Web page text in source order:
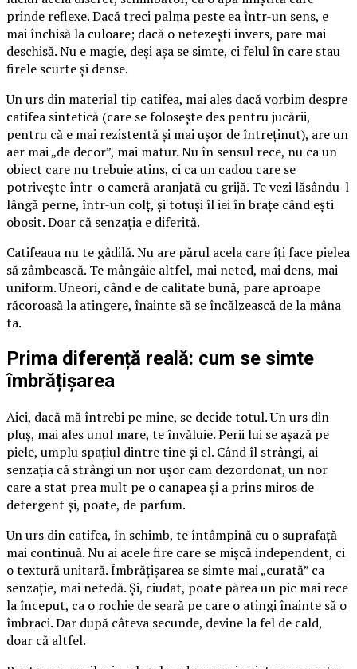
prinde reflexe. Dacă treci palma peste ea într-un sens, e
mai închisă la culoare; dacă o netezești invers, pare mai
deschisă. Nu e magie, deși așa se simte, ci felul în care stau
firele scurte și dense.
Un urs din material tip catifea, mai ales dacă vorbim despre
catifea sintetică (care se folosește des pentru jucării,
pentru că e mai rezistentă și mai ușor de întreținut), are un
aer mai „de decor”, mai matur. Nu în sensul rece, nu ca un
obiect care nu trebuie atins, ci ca un cadou care se
potrivește într-o cameră aranjată cu grijă. Te vezi lăsându-l
lângă perne, într-un colț, și totuși îl iei în brațe când ești
obosit. Doar că senzația e diferită.
Catifeaua nu te gâdilă. Nu are părul acela care îți face pielea
să zâmbească. Te mângâie altfel, mai neted, mai dens, mai
uniform. Uneori, când e de calitate bună, pare aproape
răcoroasă la atingere, înainte să se încălzească de la mâna
ta.
Prima diferență reală: cum se simte
îmbrățișarea
Aici, dacă mă întrebi pe mine, se decide totul. Un urs din
pluș, mai ales unul mare, te învăluie. Perii lui se așază pe
piele, umplu spațiul dintre tine și el. Când îl strângi, ai
senzația că strângi un nor ușor cam dezordonat, un nor
care a stat prea mult pe o canapea și a prins miros de
detergent și, poate, de parfum.
Un urs din catifea, în schimb, te întâmpină cu o suprafață
mai continuă. Nu ai acele fire care se mișcă independent, ci
o textură unitară. Îmbrățișarea se simte mai „curată” ca
senzație, mai netedă. Și, ciudat, poate părea un pic mai rece
la început, ca o rochie de seară pe care o atingi înainte să o
îmbraci. Dar după câteva secunde, devine la fel de cald,
doar că altfel.